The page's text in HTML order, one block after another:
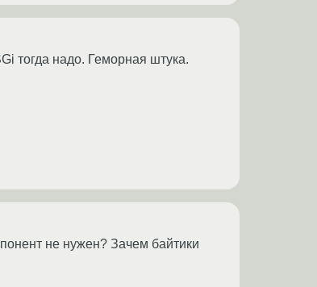
тогда надо. Геморная штука.
не нужен? Зачем байтики